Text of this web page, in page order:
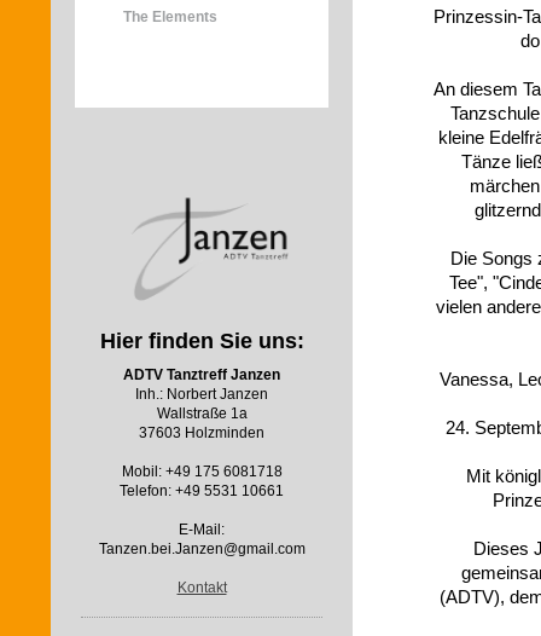
The Elements
Hier finden Sie uns:
ADTV Tanztreff Janzen
Inh.: Norbert Janzen
Wallstraße 1a
37603 Holzminden
Mobil: +49 175 6081718
Telefon: +49 5531 10661
E-Mail:
Tanzen.bei.Janzen@gmail.com
Kontakt
Prinzessin-
An diesem
kleine
Tänze
Die Songs
Tee",
vielen
Vanessa,
24.
Mit
Dieses
(ADTV),